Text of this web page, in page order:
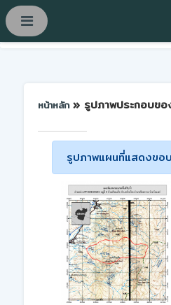
หน้าหลัก » รูปภาพประกอบข
รูปภาพแผนที่แสดงขอ